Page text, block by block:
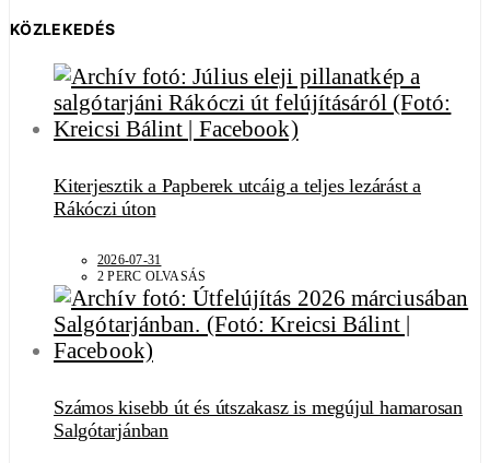
KÖZLEKEDÉS
Kiterjesztik a Papberek utcáig a teljes lezárást a
Rákóczi úton
2026-07-31
2 PERC OLVASÁS
Számos kisebb út és útszakasz is megújul hamarosan
Salgótarjánban